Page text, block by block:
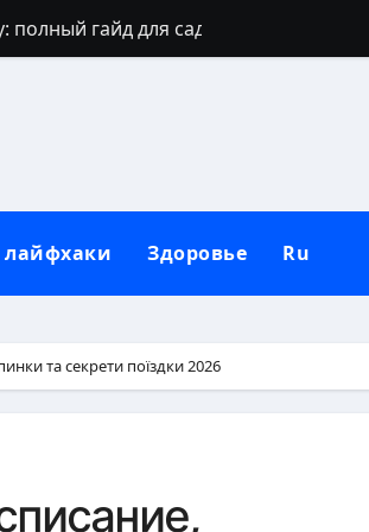
гайд для сада
дома, семьи и сердца
без потерь
от отца
новую привычку
правилам севооборота
лайфхаки Здоровье Ru
та секрети поїздки 2026